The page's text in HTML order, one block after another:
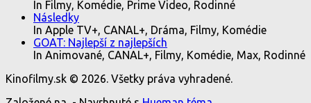
In Filmy, Komédie, Prime Video, Rodinné
Následky
In Apple TV+, CANAL+, Dráma, Filmy, Komédie
GOAT: Najlepší z najlepších
In Animované, CANAL+, Filmy, Komédie, Max, Rodinné
Kinofilmy.sk © 2026. Všetky práva vyhradené.